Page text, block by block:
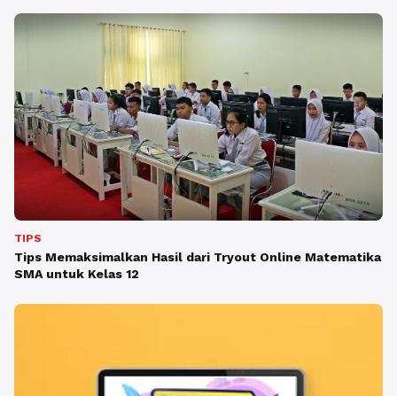
TIPS
Tips Memaksimalkan Hasil dari Tryout Online Matematika
SMA untuk Kelas 12